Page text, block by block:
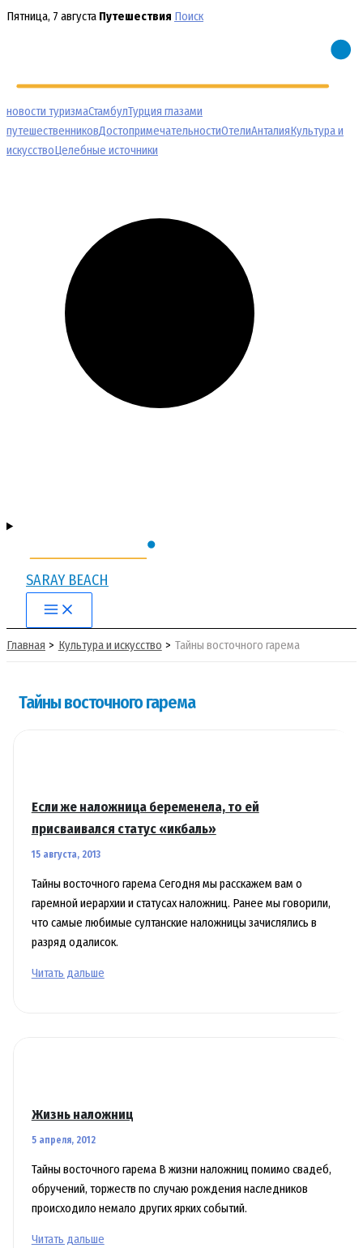
Перейти
Пятница, 7 августа Путешествия Поиск
новости туризмаСтамбулТурция глазами
путешественниковДостопримечательностиОтелиАнталияКультура и
искусствоЦелебные источники
SARAY BEACH
Main
Menu
Главная Культура и искусство Тайны восточного гарема
Тайны восточного гарема
Если же наложница беременела, то ей
присваивался статус «икбаль»
15 августа, 2013
Тайны восточного гарема Сегодня мы расскажем вам о
гаремной иерархии и статусах наложниц. Ранее мы говорили,
что самые любимые султанские наложницы зачислялись в
разряд одалисок.
Если
статус
Читать дальше
Жизнь наложниц
5 апреля, 2012
Тайны восточного гарема В жизни наложниц помимо свадеб,
обручений, торжеств по случаю рождения наследников
происходило немало других ярких событий.
Жизнь
Читать дальше